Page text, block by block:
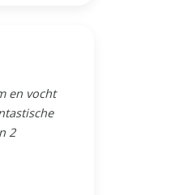
en vocht
2